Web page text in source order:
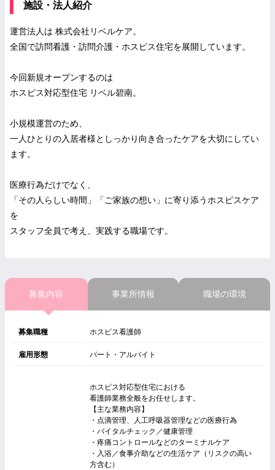
施設・法人紹介
運営法人は 株式会社リベルケア。
全国で訪問看護・訪問介護・ホスピス住宅を展開しています。
今回新規オープンするのは
ホスピス対応型住宅 リベル碧南。
小規模運営のため、
一人ひとりの入居者様としっかり向き合ったケアを大切にしてい
ます。
医療行為だけでなく、
「その人らしい時間」「ご家族の想い」に寄り添うホスピスケア
を
スタッフ全員で考え、実践する職場です。
募集内容 事業所情報 職場の環境
募集職種 ホスピス看護師
雇用形態 パート・アルバイト
ホスピス対応型住宅における
看護師業務全般をお任せします。
【主な業務内容】
・点滴管理、人工呼吸器管理などの医療行為
・バイタルチェック／健康管理
・疼痛コントロールなどのターミナルケア
・入浴／食事介助などの生活ケア（リスクの高い
方含む）